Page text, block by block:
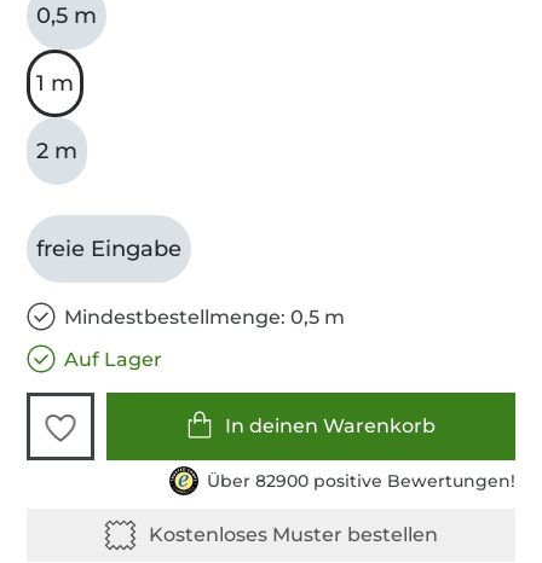
0,5 m
1 m
2 m
freie Eingabe
Mindestbestellmenge: 0,5 m
Auf Lager
In deinen Warenkorb
Über 82900 positive Bewertungen!